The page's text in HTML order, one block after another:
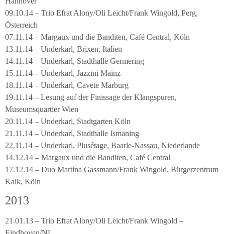
09.10.14 – Trio Efrat Alony/Oli Leicht/Frank Wingold, Perg,
Österreich
07.11.14 – Margaux und die Banditen, Café Central, Köln
13.11.14 – Underkarl, Brixen, Italien
14.11.14 – Underkarl, Stadthalle Germering
15.11.14 – Underkarl, Jazzini Mainz
18.11.14 – Underkarl, Cavete Marburg
19.11.14 – Lesung auf der Finissage der Klangspuren,
Museumsquartier Wien
20.11.14 – Underkarl, Stadtgarten Köln
21.11.14 – Underkarl, Stadthalle Ismaning
22.11.14 – Underkarl, Plusétage, Baarle-Nassau, Niederlande
14.12.14 – Margaux und die Banditen, Café Central
17.12.14 – Duo Martina Gassmann/Frank Wingold, Bürgerzentrum
Kalk, Köln
2013
21.01.13 – Trio Efrat Alony/Oli Leicht/Frank Wingold –